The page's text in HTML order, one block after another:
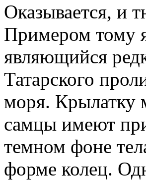
Оказывается, и
Примером тому
являющийся
Татарского
моря. Крылатку
самцы имеют
темном фоне
форме колец.